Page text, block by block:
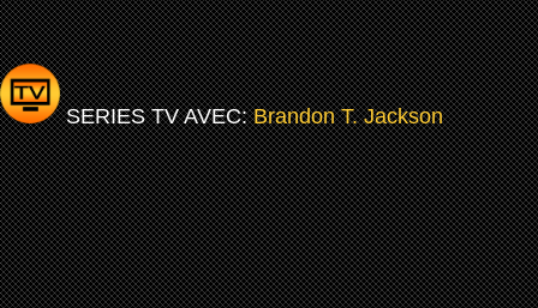
SERIES TV AVEC:Brandon T. Jackson